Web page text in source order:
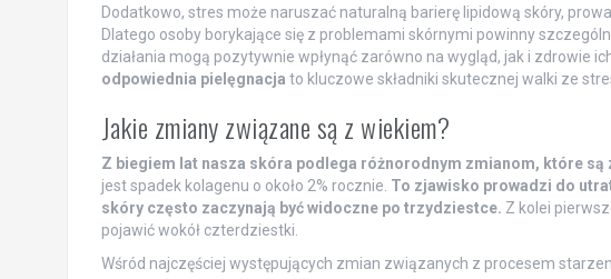
Dodatkowo, stres może naruszać naturalną barierę lipidową skóry,
Dlatego osoby borykające się z problemami skórnymi powinny
działania mogą pozytywnie wpłynąć zarówno na wygląd, jak i zdrowie
odpowiednia pielęgnacja to kluczowe składniki skutecznej walki ze
Jakie zmiany związane są z wiekiem?
Z biegiem lat nasza skóra podlega różnorodnym zmianom, które są
jest spadek kolagenu o około 2% rocznie. To zjawisko prowadzi do
skóry często zaczynają być widoczne po trzydziestce. Z kolei
pojawić wokół czterdziestki.
Wśród najczęściej występujących zmian związanych z procesem